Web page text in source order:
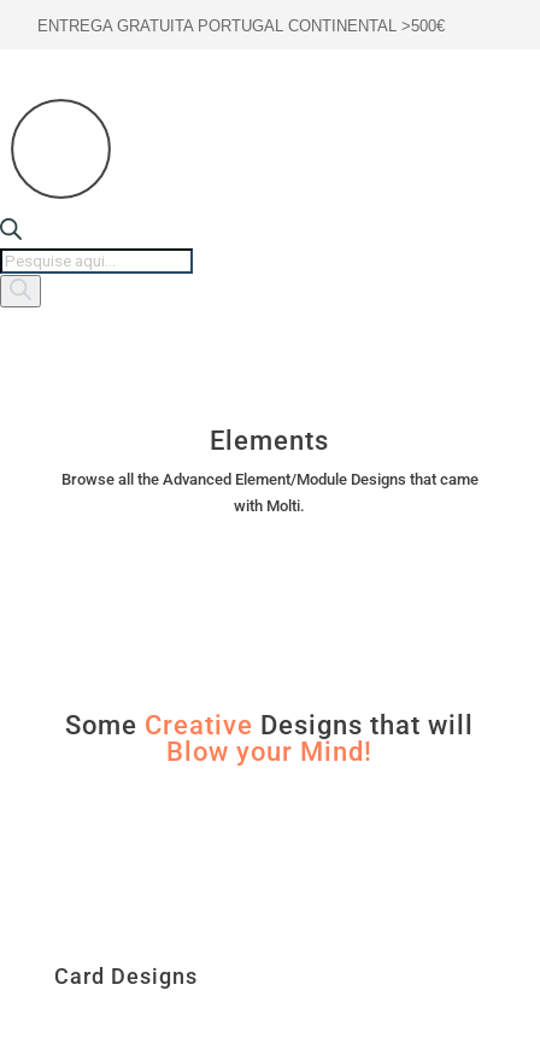
ENTREGA GRATUITA PORTUGAL CONTINENTAL >500€
Products
search
Elements
Browse all the Advanced Element/Module Designs that came
with Molti.
Some Creative Designs that will
Blow your Mind!
Card Designs